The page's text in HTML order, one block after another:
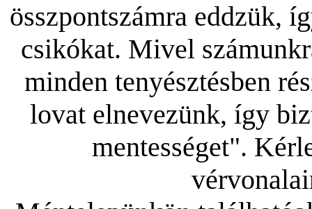
összpontszámra eddzük,
csikókat. Mivel
minden tenyésztésben
lovat elnevezünk, így
mentességet".